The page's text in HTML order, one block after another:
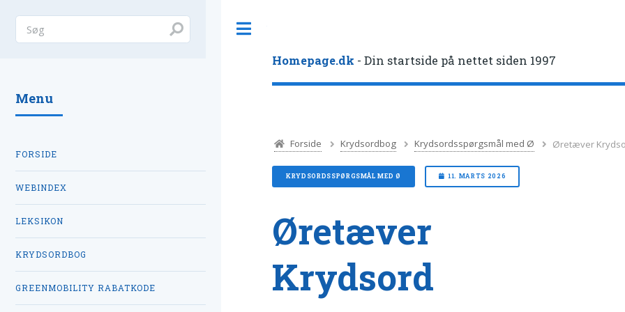
Homepage.dk - Din startside på nettet siden 1997
Forside Krydsordbog Krydsordsspørgsmål med Ø Øretæver
KRYDSORDSSPØRGSMÅL MED Ø 11. MARTS 2026
Øretæver
Krydsord
Menu
FORSIDE
WEBINDEX
LEKSIKON
KRYDSORDBOG
GREENMOBILITY RABATKODE